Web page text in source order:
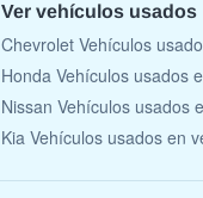
Ver vehículos usados
Chevrolet Vehículos
Honda Vehículos usados
Nissan Vehículos usados
Kia Vehículos usados en